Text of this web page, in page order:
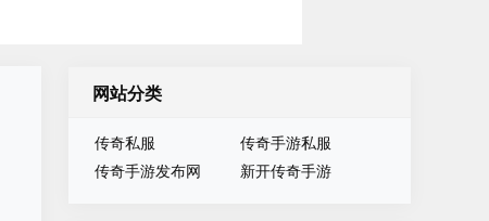
网站分类
传奇私服
传奇手游私服
传奇手游发布网
新开传奇手游